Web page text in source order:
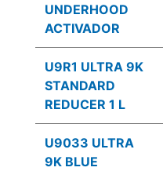
UNDERHOOD
ACTIVADOR
U9R1 ULTRA 9K
STANDARD
REDUCER 1 L
U9033 ULTRA
9K BLUE